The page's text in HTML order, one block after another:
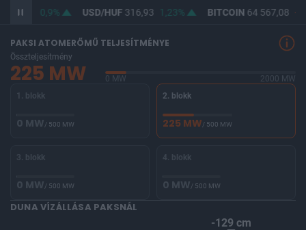
364,99 0,9% USD/HUF316,93 1,23% BITCOIN64 567,08 -
PAKSI ATOMERŐMŰ TELJESÍTMÉNYE
Összteljesítmény
225 MW 0 MW
2000 MW
1. blokk
0 MW/ 500 MW
2. blokk
225 MW/ 500 MW
3. blokk
0 MW/ 500 MW
4. blokk
0 MW/ 500 MW
DUNA VÍZÁLLÁSA PAKSNÁL
-129 cm